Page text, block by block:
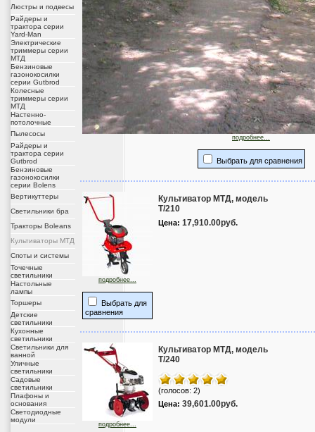
Люстры и подвесы
Райдеры и
трактора серии
Yard-Man
Электрические
триммеры серии
МТД
Бензиновые
газонокосилки
серии Gutbrod
Колесные
триммеры серии
МТД
Настенно-
потолочные
Пылесосы
Райдеры и
трактора серии
Gutbrod
Бензиновые
газонокосилки
серии Bolens
Вертикуттеры
Светильники бра
Тракторы Boleans
Культиваторы МТД
Споты и системы
Точечные
светильники
Настольные
лампы
Торшеры
Детские
светильники
Кухонные
светильники
Светильники для
ванной
Уличные
светильники
Садовые
светильники
Плафоны и
основания
Светодиодные
модули
подробнее...
Выбрать для сравнения
подробнее...
Выбрать для
сравнения
Культиватор МТД, модель
T/210
Цена: 17,910.00руб.
подробнее...
Культиватор МТД, модель
T/240
(голосов: 2)
Цена: 39,601.00руб.